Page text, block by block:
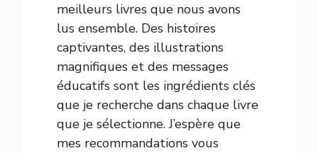
meilleurs livres que nous avons
lus ensemble. Des histoires
captivantes, des illustrations
magnifiques et des messages
éducatifs sont les ingrédients clés
que je recherche dans chaque livre
que je sélectionne. J’espère que
mes recommandations vous